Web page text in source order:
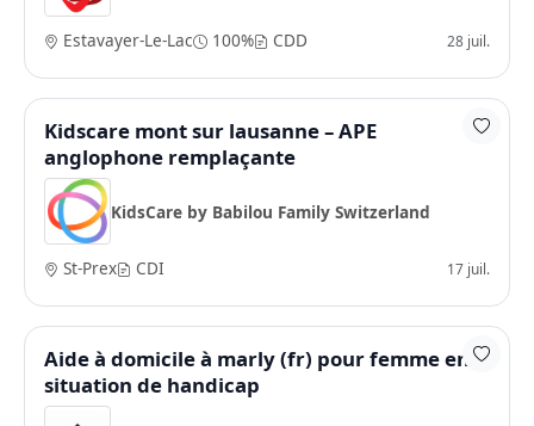
Estavayer-Le-Lac 100% CDD 28 juil.
Kidscare mont sur lausanne – APE
anglophone remplaçante
KidsCare by Babilou Family Switzerland
St-Prex CDI 17 juil.
Aide à domicile à marly (fr) pour femme en
situation de handicap